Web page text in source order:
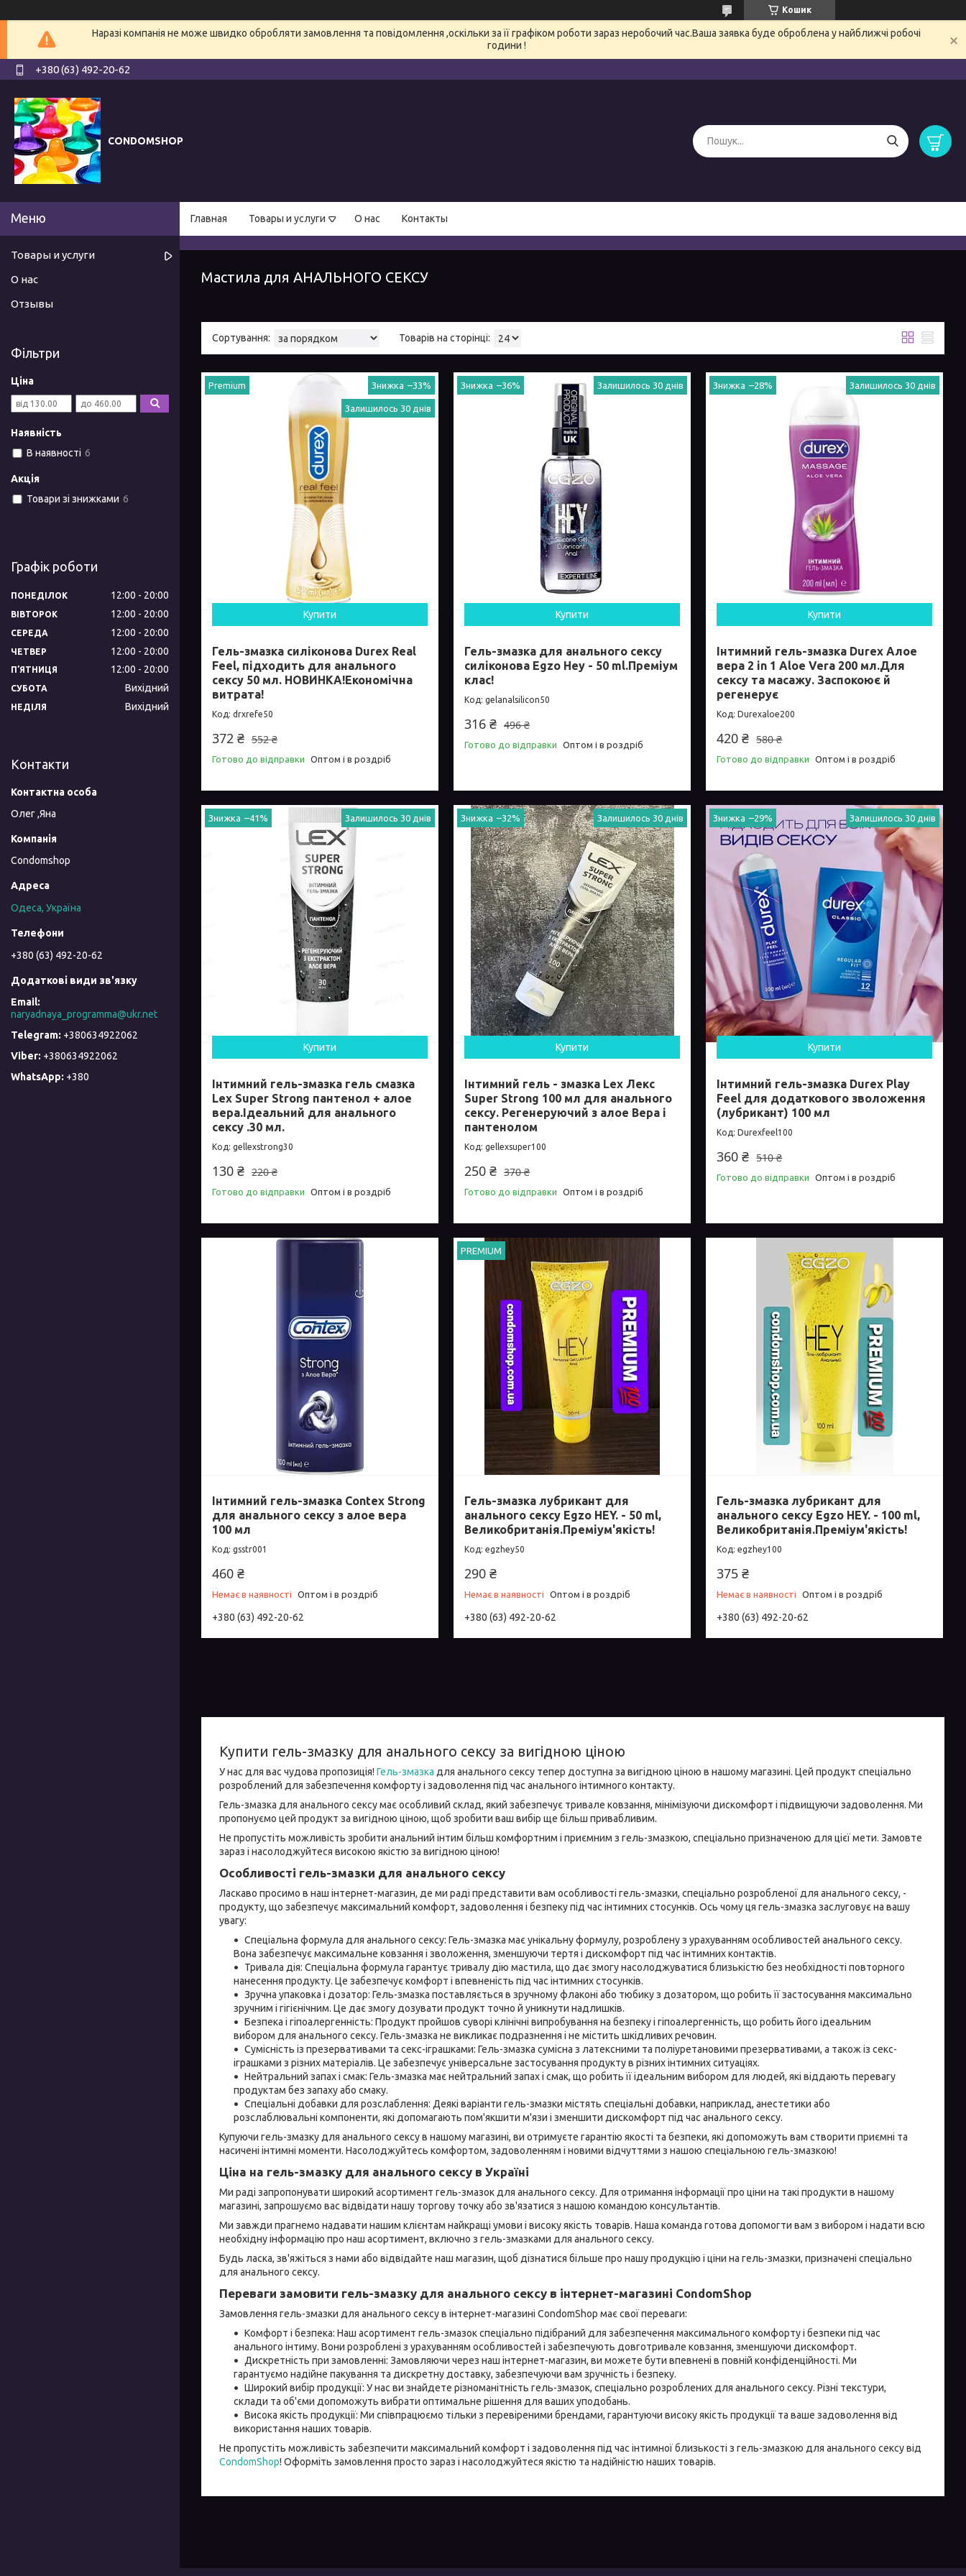
Кошик
Наразі компанія не може швидко обробляти замовлення та повідомлення ,оскільки за її графіком роботи зараз неробочий час.Ваша заявка буде оброблена у найближчі робочі
години !
+380 (63) 492-20-62
CONDOMSHOP
Главная Товары и услуги О нас Контакты
Мастила для АНАЛЬНОГО СЕКСУ
Premium –33%
Залишилось 30 днів
Купити
Гель-змазка силіконова Durex Real
Feel, підходить для анального
сексу 50 мл. НОВИНКА!Економічна
витрата!
drxrefe50
552 ₴
372 ₴
Готово до відправки Оптом і в роздріб
–36% Залишилось 30 днів
Купити
Гель-змазка для анального сексу
силіконова Egzo Hey - 50 ml.Преміум
клас!
gelanalsilicon50
496 ₴
316 ₴
Готово до відправки Оптом і в роздріб
–28% Залишилось 30 днів
Купити
Інтимний гель-змазка Durex Алое
вера 2 in 1 Aloe Vera 200 мл.Для
сексу та масажу. Заспокоює й
регенерує
Durexaloe200
580 ₴
420 ₴
Готово до відправки Оптом і в роздріб
–41% Залишилось 30 днів
Купити
Інтимний гель-змазка гель смазка
Lex Super Strong пантенол + алое
вера.Ідеальний для анального
сексу .30 мл.
gellexstrong30
220 ₴
130 ₴
Готово до відправки Оптом і в роздріб
–32% Залишилось 30 днів
Купити
Інтимний гель - змазка Lex Лекс
Super Strong 100 мл для анального
сексу. Регенеруючий з алое Вера і
пантенолом
gellexsuper100
370 ₴
250 ₴
Готово до відправки Оптом і в роздріб
–29% Залишилось 30 днів
Купити
Інтимний гель-змазка Durex Play
Feel для додаткового зволоження
(лубрикант) 100 мл
Durexfeel100
510 ₴
360 ₴
Готово до відправки Оптом і в роздріб
Інтимний гель-змазка Contex Strong
для анального сексу з алое вера
100 мл
gsstr001
460 ₴
Немає в наявності Оптом і в роздріб
+380 (63) 492-20-62
PREMIUM
Гель-змазка лубрикант для
анального сексу Egzo HEY. - 50 ml,
Великобританія.Преміум'якість!
egzhey50
290 ₴
Немає в наявності Оптом і в роздріб
+380 (63) 492-20-62
Гель-змазка лубрикант для
анального сексу Egzo HEY. - 100 ml,
Великобританія.Преміум'якість!
egzhey100
375 ₴
Немає в наявності Оптом і в роздріб
+380 (63) 492-20-62
Купити гель-змазку для анального сексу за вигідною ціною
У нас для вас чудова пропозиція! Гель-змазка для анального сексу тепер доступна за вигідною ціною в нашому магазині. Цей продукт спеціально
розроблений для забезпечення комфорту і задоволення під час анального інтимного контакту.
Гель-змазка для анального сексу має особливий склад, який забезпечує тривале ковзання, мінімізуючи дискомфорт і підвищуючи задоволення. Ми
пропонуємо цей продукт за вигідною ціною, щоб зробити ваш вибір ще більш привабливим.
Не пропустіть можливість зробити анальний інтим більш комфортним і приємним з гель-змазкою, спеціально призначеною для цієї мети. Замовте
зараз і насолоджуйтеся високою якістю за вигідною ціною!
Особливості гель-змазки для анального сексу
Ласкаво просимо в наш інтернет-магазин, де ми раді представити вам особливості гель-змазки, спеціально розробленої для анального сексу, -
продукту, що забезпечує максимальний комфорт, задоволення і безпеку під час інтимних стосунків. Ось чому ця гель-змазка заслуговує на вашу
увагу:
Спеціальна формула для анального сексу: Гель-змазка має унікальну формулу, розроблену з урахуванням особливостей анального сексу.
Вона забезпечує максимальне ковзання і зволоження, зменшуючи тертя і дискомфорт під час інтимних контактів.
Тривала дія: Спеціальна формула гарантує тривалу дію мастила, що дає змогу насолоджуватися близькістю без необхідності повторного
нанесення продукту. Це забезпечує комфорт і впевненість під час інтимних стосунків.
Зручна упаковка і дозатор: Гель-змазка поставляється в зручному флаконі або тюбику з дозатором, що робить її застосування максимально
зручним і гігієнічним. Це дає змогу дозувати продукт точно й уникнути надлишків.
Безпека і гіпоалергенність: Продукт пройшов суворі клінічні випробування на безпеку і гіпоалергенність, що робить його ідеальним
вибором для анального сексу. Гель-змазка не викликає подразнення і не містить шкідливих речовин.
Сумісність із презервативами та секс-іграшками: Гель-змазка сумісна з латексними та поліуретановими презервативами, а також із секс-
іграшками з різних матеріалів. Це забезпечує універсальне застосування продукту в різних інтимних ситуаціях.
Нейтральний запах і смак: Гель-змазка має нейтральний запах і смак, що робить її ідеальним вибором для людей, які віддають перевагу
продуктам без запаху або смаку.
Спеціальні добавки для розслаблення: Деякі варіанти гель-змазки містять спеціальні добавки, наприклад, анестетики або
розслаблювальні компоненти, які допомагають пом'якшити м'язи і зменшити дискомфорт під час анального сексу.
Купуючи гель-змазку для анального сексу в нашому магазині, ви отримуєте гарантію якості та безпеки, які допоможуть вам створити приємні та
насичені інтимні моменти. Насолоджуйтесь комфортом, задоволенням і новими відчуттями з нашою спеціальною гель-змазкою!
Ціна на гель-змазку для анального сексу в Україні
Ми раді запропонувати широкий асортимент гель-змазок для анального сексу. Для отримання інформації про ціни на такі продукти в нашому
магазині, запрошуємо вас відвідати нашу торгову точку або зв'язатися з нашою командою консультантів.
Ми завжди прагнемо надавати нашим клієнтам найкращі умови і високу якість товарів. Наша команда готова допомогти вам з вибором і надати всю
необхідну інформацію про наш асортимент, включно з гель-змазками для анального сексу.
Будь ласка, зв'яжіться з нами або відвідайте наш магазин, щоб дізнатися більше про нашу продукцію і ціни на гель-змазки, призначені спеціально
для анального сексу.
Переваги замовити гель-змазку для анального сексу в інтернет-магазині CondomShop
Замовлення гель-змазки для анального сексу в інтернет-магазині CondomShop має свої переваги:
Комфорт і безпека: Наш асортимент гель-змазок спеціально підібраний для забезпечення максимального комфорту і безпеки під час
анального інтиму. Вони розроблені з урахуванням особливостей і забезпечують довготривале ковзання, зменшуючи дискомфорт.
Дискретність при замовленні: Замовляючи через наш інтернет-магазин, ви можете бути впевнені в повній конфіденційності. Ми
гарантуємо надійне пакування та дискретну доставку, забезпечуючи вам зручність і безпеку.
Широкий вибір продукції: У нас ви знайдете різноманітність гель-змазок, спеціально розроблених для анального сексу. Різні текстури,
склади та об'єми допоможуть вибрати оптимальне рішення для ваших уподобань.
Висока якість продукції: Ми співпрацюємо тільки з перевіреними брендами, гарантуючи високу якість продукції та ваше задоволення від
використання наших товарів.
Не пропустіть можливість забезпечити максимальний комфорт і задоволення під час інтимної близькості з гель-змазкою для анального сексу від
CondomShop! Оформіть замовлення просто зараз і насолоджуйтеся якістю та надійністю наших товарів.
Товары и услуги
О нас
Отзывы
Фільтри
Ціна
Наявність
В наявності 6
Акція
Товари зі знижками 6
Графік роботи
ПОНЕДІЛОК 12:00 20:00
ВІВТОРОК 12:00 20:00
СЕРЕДА 12:00 20:00
ЧЕТВЕР 12:00 20:00
ПʼЯТНИЦЯ 12:00 20:00
СУБОТА Вихідний
НЕДІЛЯ Вихідний
Контакти
Олег ,Яна
Condomshop
Одеса, Україна
+380 (63) 492-20-62
naryadnaya_programma@ukr.net
+380634922062
+380634922062
+380